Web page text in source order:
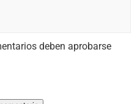
deben aprobarse